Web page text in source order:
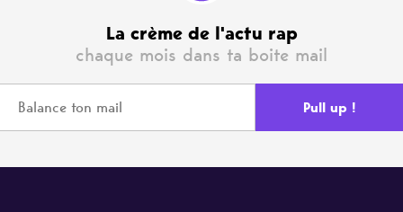
La crème de l'actu rap
chaque mois dans ta boite mail